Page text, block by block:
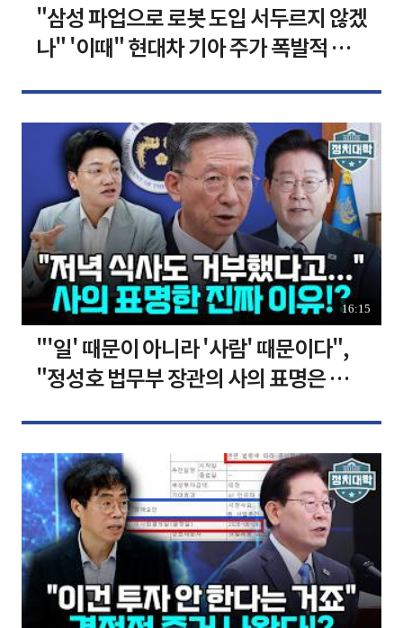
"삼성 파업으로 로봇 도입 서두르지 않겠
나" '이때" 현대차 기아 주가 폭발적 성
16:15
"'일' 때문이 아니라 '사람' 때문이다",
"정성호 법무부 장관의 사의 표명은 이재